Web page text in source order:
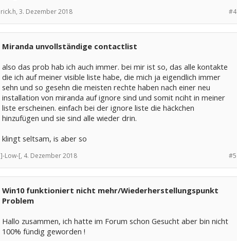
#4
rick.h, 3. Dezember 2018
Miranda unvollständige contactlist
also das prob hab ich auch immer. bei mir ist so, das alle kontakte
die ich auf meiner visible liste habe, die mich ja eigendlich immer
sehn und so gesehn die meisten rechte haben nach einer neu
installation von miranda auf ignore sind und somit nciht in meiner
liste erscheinen. einfach bei der ignore liste die häckchen
hinzufügen und sie sind alle wieder drin.
klingt seltsam, is aber so
#5
]-Low-[, 4. Dezember 2018
Win10 funktioniert nicht mehr/Wiederherstellungspunkt
Problem
Hallo zusammen, ich hatte im Forum schon Gesucht aber bin nicht
100% fündig geworden !